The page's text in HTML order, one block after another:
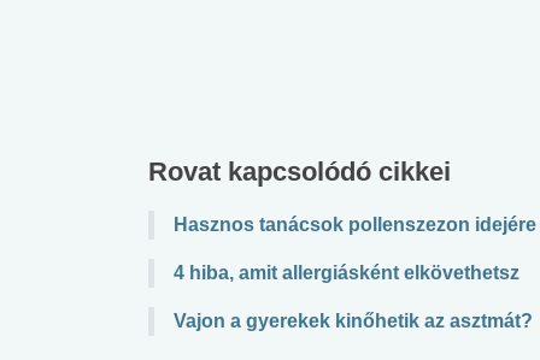
Rovat kapcsolódó cikkei
Hasznos tanácsok pollenszezon idejére
4 hiba, amit allergiásként elkövethetsz
Vajon a gyerekek kinőhetik az asztmát?